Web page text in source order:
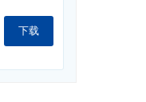
下载